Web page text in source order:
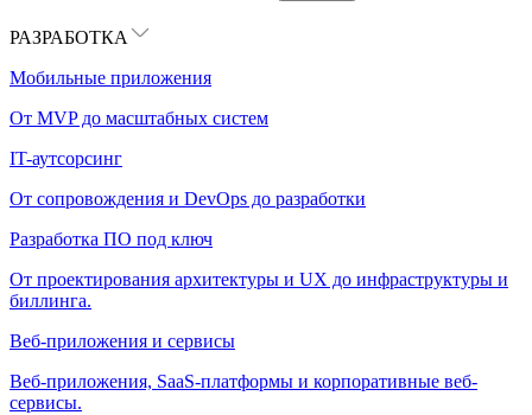
РАЗРАБОТКА
Мобильные приложения
От MVP до масштабных систем
IT-аутсорсинг
От сопровождения и DevOps до разработки
Разработка ПО под ключ
От проектирования архитектуры и UX до инфраструктуры и
биллинга.
Веб-приложения и сервисы
Веб-приложения, SaaS-платформы и корпоративные веб-
сервисы.